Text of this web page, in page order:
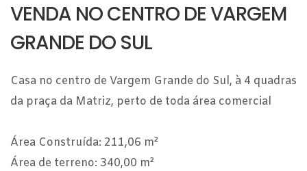
VENDA NO CENTRO DE VARGEM
GRANDE DO SUL
Casa no centro de Vargem Grande do Sul, à 4 quadras
da praça da Matriz, perto de toda área comercial
Área Construída: 211,06 m²
Área de terreno: 340,00 m²